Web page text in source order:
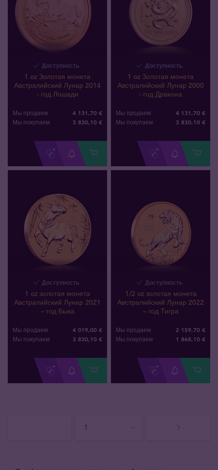
Доступность
1 oz Золотая монета
Австралийский Лунар 2014
- год Лошади
Мы продаем 4 131,70 €
Мы покупаем 3 830,10 €
Доступность
1 oz Золотая монета
Австралийский Лунар 2000
- год Дракона
Мы продаем 4 131,70 €
Мы покупаем 3 830,10 €
Доступность
1 oz золотая монета
Австралийский Лунар 2021
– год Быка
Мы продаем 4 019,00 €
Мы покупаем 3 830,10 €
Доступность
1/2 oz золотая монета
Австралийский Лунар 2022
– год Тигра
Мы продаем 2 159,70 €
Мы покупаем 1 868,10 €